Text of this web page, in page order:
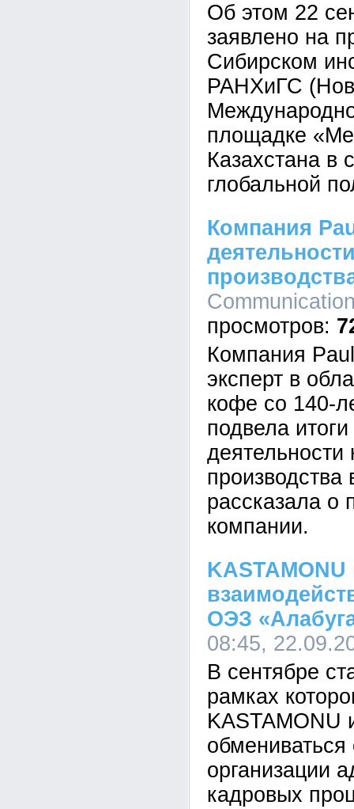
Об этом 22
заявлено на
Сибирском
РАНХиГС
площадке
Казахстана в
глобальной
Компания
Компания
эксперт в
кофе со 140-
подвела
производства
рассказала о
компании.
ОЭЗ
08:45,
В сентябре
рамках
KASTAMONU
организации
кадровых